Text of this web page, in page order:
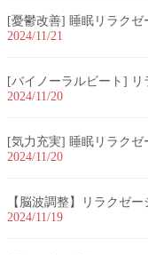
[憂鬱改善] 睡眠リラク
2024/11/21
[バイノーラルビート]
2024/11/20
[気力充実] 睡眠リラク
2024/11/20
【脳波調整】リラクゼ
2024/11/19